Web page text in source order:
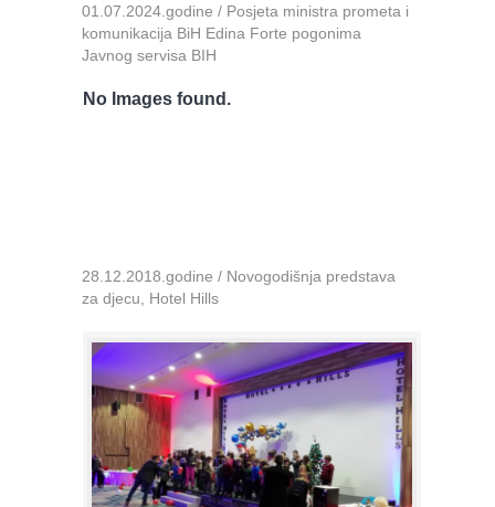
01.07.2024.godine / Posjeta ministra prometa i
komunikacija BiH Edina Forte pogonima
Javnog servisa BIH
No Images found.
28.12.2018.godine / Novogodišnja predstava
za djecu, Hotel Hills